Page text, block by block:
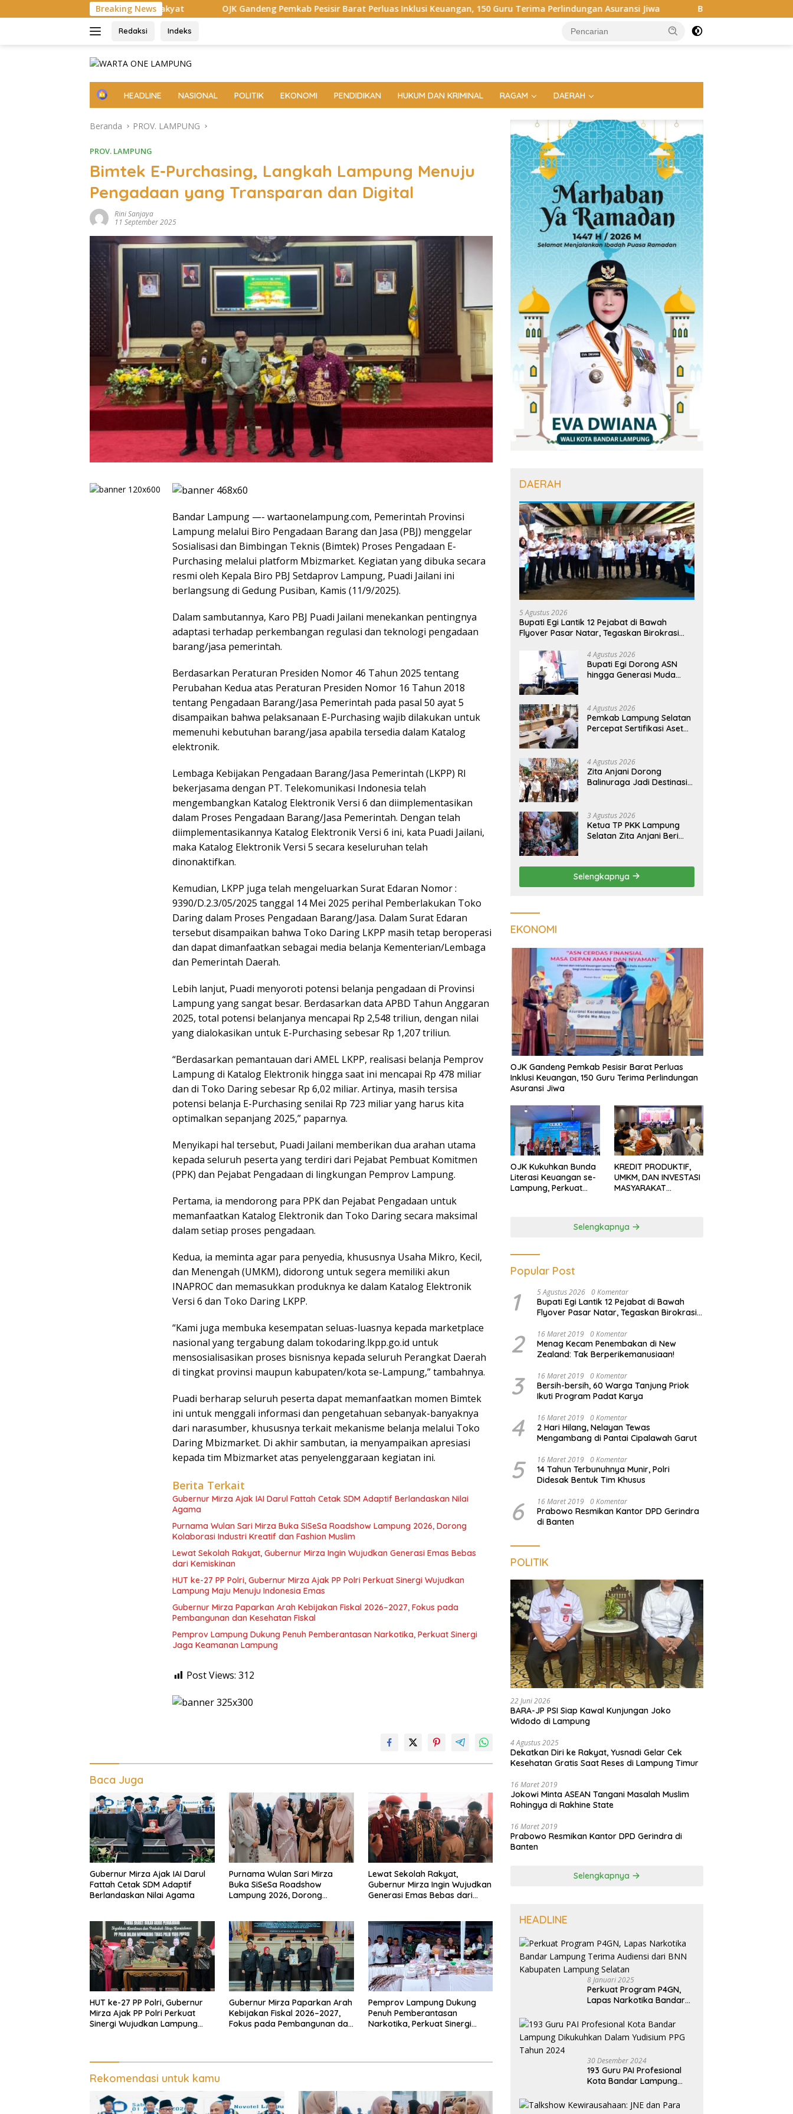
ke
Breaking News
OJK Gandeng Pemkab Pesisir Barat Perluas Inklusi Keuangan, 150 Guru Terima Perlindungan Asuransi Jiwa Bupati Egi Dorong ASN hingga Generasi Muda
Redaksi Indeks
H
e
HEADLINE NASIONAL POLITIK EKONOMI PENDIDIKAN HUKUM DAN KRIMINAL RAGAM DAERAH
Beranda PROV. LAMPUNG
PROV. LAMPUNG
Bimtek E-Purchasing, Langkah Lampung Menuju
Pengadaan yang Transparan dan Digital
Rini Sanjaya
11 September 2025
Bandar Lampung —- wartaonelampung.com, Pemerintah Provinsi
Lampung melalui Biro Pengadaan Barang dan Jasa (PBJ) menggelar
Sosialisasi dan Bimbingan Teknis (Bimtek) Proses Pengadaan E-
Purchasing melalui platform Mbizmarket. Kegiatan yang dibuka secara
resmi oleh Kepala Biro PBJ Setdaprov Lampung, Puadi Jailani ini
berlangsung di Gedung Pusiban, Kamis (11/9/2025).
Dalam sambutannya, Karo PBJ Puadi Jailani menekankan pentingnya
adaptasi terhadap perkembangan regulasi dan teknologi pengadaan
barang/jasa pemerintah.
Berdasarkan Peraturan Presiden Nomor 46 Tahun 2025 tentang
Perubahan Kedua atas Peraturan Presiden Nomor 16 Tahun 2018
tentang Pengadaan Barang/Jasa Pemerintah pada pasal 50 ayat 5
disampaikan bahwa pelaksanaan E-Purchasing wajib dilakukan untuk
memenuhi kebutuhan barang/jasa apabila tersedia dalam Katalog
elektronik.
Lembaga Kebijakan Pengadaan Barang/Jasa Pemerintah (LKPP) RI
bekerjasama dengan PT. Telekomunikasi Indonesia telah
mengembangkan Katalog Elektronik Versi 6 dan diimplementasikan
dalam Proses Pengadaan Barang/Jasa Pemerintah. Dengan telah
diimplementasikannya Katalog Elektronik Versi 6 ini, kata Puadi Jailani,
maka Katalog Elektronik Versi 5 secara keseluruhan telah
dinonaktifkan.
Kemudian, LKPP juga telah mengeluarkan Surat Edaran Nomor :
9390/D.2.3/05/2025 tanggal 14 Mei 2025 perihal Pemberlakukan Toko
Daring dalam Proses Pengadaan Barang/Jasa. Dalam Surat Edaran
tersebut disampaikan bahwa Toko Daring LKPP masih tetap beroperasi
dan dapat dimanfaatkan sebagai media belanja Kementerian/Lembaga
dan Pemerintah Daerah.
Lebih lanjut, Puadi menyoroti potensi belanja pengadaan di Provinsi
Lampung yang sangat besar. Berdasarkan data APBD Tahun Anggaran
2025, total potensi belanjanya mencapai Rp 2,548 triliun, dengan nilai
yang dialokasikan untuk E-Purchasing sebesar Rp 1,207 triliun.
“Berdasarkan pemantauan dari AMEL LKPP, realisasi belanja Pemprov
Lampung di Katalog Elektronik hingga saat ini mencapai Rp 478 miliar
dan di Toko Daring sebesar Rp 6,02 miliar. Artinya, masih tersisa
potensi belanja E-Purchasing senilai Rp 723 miliar yang harus kita
optimalkan sepanjang 2025,” paparnya.
Menyikapi hal tersebut, Puadi Jailani memberikan dua arahan utama
kepada seluruh peserta yang terdiri dari Pejabat Pembuat Komitmen
(PPK) dan Pejabat Pengadaan di lingkungan Pemprov Lampung.
Pertama, ia mendorong para PPK dan Pejabat Pengadaan untuk
memanfaatkan Katalog Elektronik dan Toko Daring secara maksimal
dalam setiap proses pengadaan.
Kedua, ia meminta agar para penyedia, khususnya Usaha Mikro, Kecil,
dan Menengah (UMKM), didorong untuk segera memiliki akun
INAPROC dan memasukkan produknya ke dalam Katalog Elektronik
Versi 6 dan Toko Daring LKPP.
“Kami juga membuka kesempatan seluas-luasnya kepada marketplace
nasional yang tergabung dalam tokodaring.lkpp.go.id untuk
mensosialisasikan proses bisnisnya kepada seluruh Perangkat Daerah
di tingkat provinsi maupun kabupaten/kota se-Lampung,” tambahnya.
Puadi berharap seluruh peserta dapat memanfaatkan momen Bimtek
ini untuk menggali informasi dan pengetahuan sebanyak-banyaknya
dari narasumber, khususnya terkait mekanisme belanja melalui Toko
Daring Mbizmarket. Di akhir sambutan, ia menyampaikan apresiasi
kepada tim Mbizmarket atas penyelenggaraan kegiatan ini.
Berita Terkait
Gubernur Mirza Ajak IAI Darul Fattah Cetak SDM Adaptif Berlandaskan Nilai
Agama
Purnama Wulan Sari Mirza Buka SiSeSa Roadshow Lampung 2026, Dorong
Kolaborasi Industri Kreatif dan Fashion Muslim
Lewat Sekolah Rakyat, Gubernur Mirza Ingin Wujudkan Generasi Emas Bebas
dari Kemiskinan
HUT ke-27 PP Polri, Gubernur Mirza Ajak PP Polri Perkuat Sinergi Wujudkan
Lampung Maju Menuju Indonesia Emas
Gubernur Mirza Paparkan Arah Kebijakan Fiskal 2026–2027, Fokus pada
Pembangunan dan Kesehatan Fiskal
Pemprov Lampung Dukung Penuh Pemberantasan Narkotika, Perkuat Sinergi
Jaga Keamanan Lampung
Post Views: 312
Baca Juga
Gubernur Mirza Ajak IAI Darul
Fattah Cetak SDM Adaptif
Berlandaskan Nilai Agama
Purnama Wulan Sari Mirza
Buka SiSeSa Roadshow
Lampung 2026, Dorong
Lewat Sekolah Rakyat,
Gubernur Mirza Ingin Wujudkan
Generasi Emas Bebas dari
HUT ke-27 PP Polri, Gubernur
Mirza Ajak PP Polri Perkuat
Sinergi Wujudkan Lampung
Gubernur Mirza Paparkan Arah
Kebijakan Fiskal 2026–2027,
Fokus pada Pembangunan dan
Pemprov Lampung Dukung
Penuh Pemberantasan
Narkotika, Perkuat Sinergi
Rekomendasi untuk kamu
DAERAH
5 Agustus 2026
Bupati Egi Lantik 12 Pejabat di Bawah
Flyover Pasar Natar, Tegaskan Birokrasi
4 Agustus 2026
Bupati Egi Dorong ASN
hingga Generasi Muda
Era Digital
4 Agustus 2026
Pemkab Lampung Selatan
Percepat Sertifikasi Aset
4 Agustus 2026
Zita Anjani Dorong
Balinuraga Jadi Destinasi
Tarik Nasional
3 Agustus 2026
Ketua TP PKK Lampung
Selatan Zita Anjani Beri
Sidomulyo
Selengkapnya
EKONOMI
OJK Gandeng Pemkab Pesisir Barat Perluas
Inklusi Keuangan, 150 Guru Terima Perlindungan
Asuransi Jiwa
OJK Kukuhkan Bunda
Literasi Keuangan se-
Lampung, Perkuat
KREDIT PRODUKTIF,
UMKM, DAN INVESTASI
MASYARAKAT
Selengkapnya
Popular Post
1 5 Agustus 2026 0 Komentar
Bupati Egi Lantik 12 Pejabat di Bawah
Flyover Pasar Natar, Tegaskan Birokrasi
2 16 Maret 2019 0 Komentar
Menag Kecam Penembakan di New
Zealand: Tak Berperikemanusiaan!
3 16 Maret 2019 0 Komentar
Bersih-bersih, 60 Warga Tanjung Priok
Ikuti Program Padat Karya
4 16 Maret 2019 0 Komentar
2 Hari Hilang, Nelayan Tewas
Mengambang di Pantai Cipalawah Garut
5 16 Maret 2019 0 Komentar
14 Tahun Terbunuhnya Munir, Polri
Didesak Bentuk Tim Khusus
6 16 Maret 2019 0 Komentar
Prabowo Resmikan Kantor DPD Gerindra
di Banten
POLITIK
22 Juni 2026
BARA-JP PSI Siap Kawal Kunjungan Joko
Widodo di Lampung
4 Agustus 2025
Dekatkan Diri ke Rakyat, Yusnadi Gelar Cek
Kesehatan Gratis Saat Reses di Lampung Timur
16 Maret 2019
Jokowi Minta ASEAN Tangani Masalah Muslim
Rohingya di Rakhine State
16 Maret 2019
Prabowo Resmikan Kantor DPD Gerindra di
Banten
Selengkapnya
HEADLINE
8 Januari 2025
Perkuat Program P4GN,
Lapas Narkotika Bandar
dari BNN Kabupaten
Lampung Selatan
30 Desember 2024
193 Guru PAI Profesional
Kota Bandar Lampung
Yudisium PPG Tahun 2024